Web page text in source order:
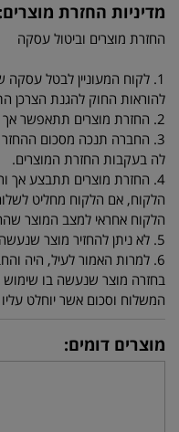
מדיניות החזרת מוצרים:
החזרת מוצרים וביטול עסקה
1. לקוח המעוניין לבטל
להוראות החוק להגנת הצרכן
2. החזרת מוצרים תתאפשר אך ורק בשלמותם ובאריזתם המקורית.
3. החברה תנכה מסכום
לה בעקבות החזרת המוצרים.
4. החזרת מוצרים תתבצע אך
הלקוח, אם הלקוח מחליט
הלקוח אחראי למצב המוצר
5. לא ניתן להחזיר מוצר שנעשה בו שימוש.
6. למרות האמור לעיל, היה
בחזרה מוצר שנעשה בו שימוש
המשלוח וסכום אשר יוחלט
מוצרים דומים: